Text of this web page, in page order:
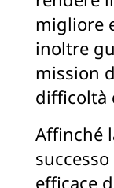
migliore
inoltre
mission
difficoltà
Affinché
efficace